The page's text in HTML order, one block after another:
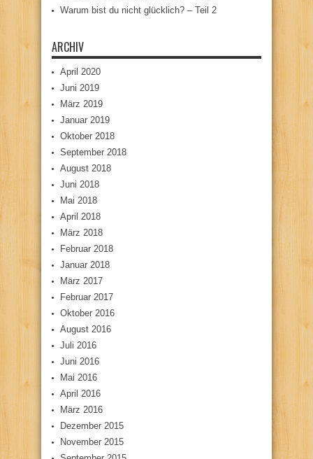
Warum bist du nicht glücklich? – Teil 2
ARCHIV
April 2020
Juni 2019
März 2019
Januar 2019
Oktober 2018
September 2018
August 2018
Juni 2018
Mai 2018
April 2018
März 2018
Februar 2018
Januar 2018
März 2017
Februar 2017
Oktober 2016
August 2016
Juli 2016
Juni 2016
Mai 2016
April 2016
März 2016
Dezember 2015
November 2015